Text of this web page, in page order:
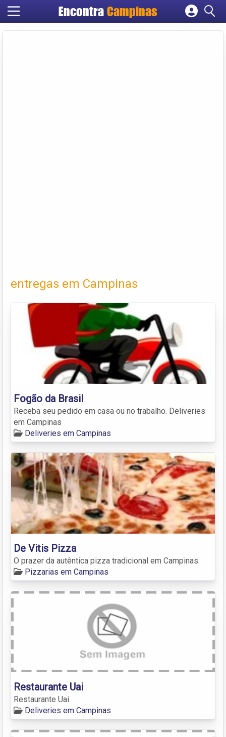
Encontra Campinas
Cadastrar empresa
entregas em Campinas
Fogão da Brasil
Receba seu pedido em casa ou no trabalho. Deliveries
em Campinas
Deliveries em Campinas
De Vitis Pizza
O prazer da autêntica pizza tradicional em Campinas.
Pizzarias em Campinas
Restaurante Uai
Restaurante Uai
Deliveries em Campinas